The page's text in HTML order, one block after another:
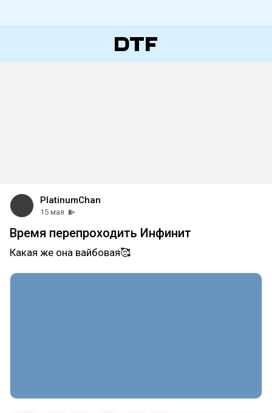
PlatinumChan
15 мая
Время перепроходить Инфинит
Какая же она вайбовая🥰